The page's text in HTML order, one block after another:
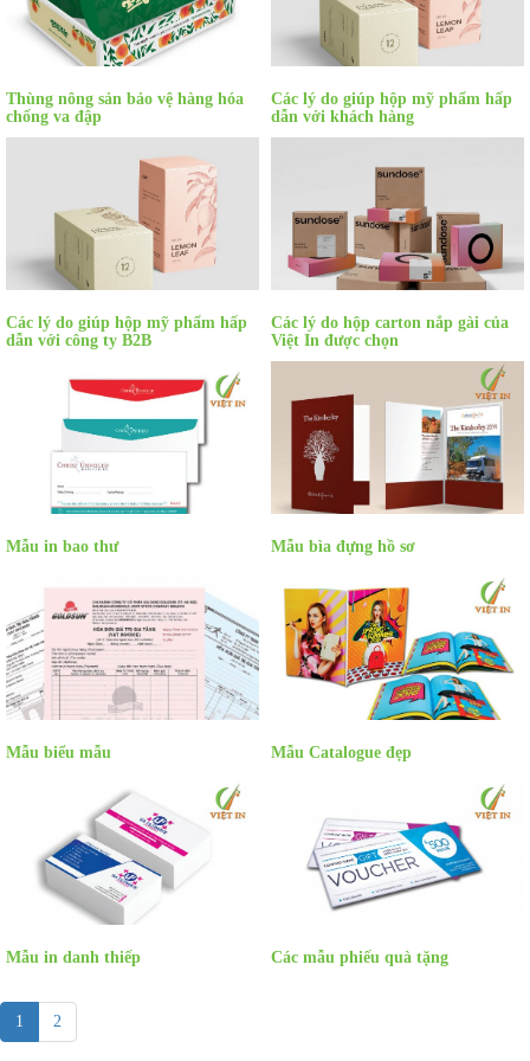
Thùng nông sản bảo vệ hàng hóa
chống va đập
Các lý do giúp hộp mỹ phẩm hấp
dẫn với khách hàng
Các lý do giúp hộp mỹ phẩm hấp
dẫn với công ty B2B
Các lý do hộp carton nắp gài của
Việt In được chọn
Mẫu in bao thư Mẫu bìa đựng hồ sơ
Mẫu biểu mẫu Mẫu Catalogue đẹp
Mẫu in danh thiếp Các mẫu phiếu quà tặng
1 2